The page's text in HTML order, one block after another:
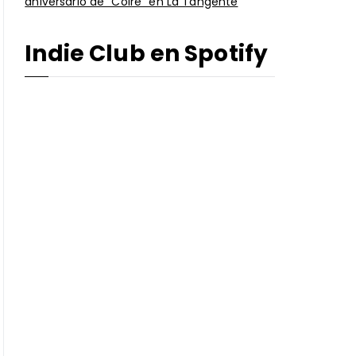
Indie Club en Spotify